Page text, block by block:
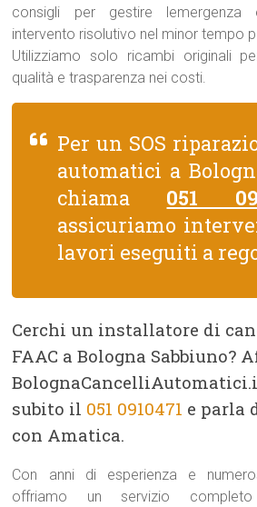
consigli per gestire
intervento risolutivo nel minor tempo
Utilizziamo solo ricambi originali
qualità e trasparenza nei costi.
Per un SOS
automatici a
chiama 051
assicuriamo
lavori eseguiti a
Cerchi un installatore di
FAAC a Bologna Sabbiuno?
subito il 051 0910471 e parla
con Amatica.
Con anni di esperienza e
offriamo un servizio